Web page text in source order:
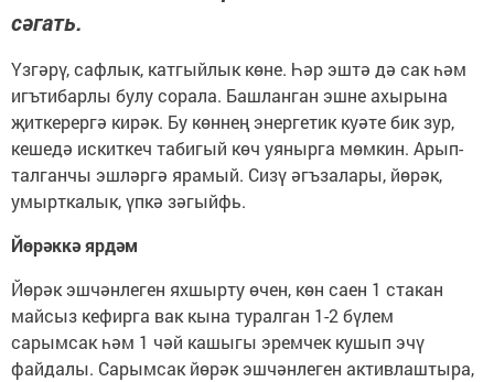
сәгать.
Үзгәрү, сафлык, катгыйлык көне. Һәр эштә дә сак һәм
игътибарлы булу сорала. Башланган эшне ахырына
җиткерергә кирәк. Бу көннең энергетик куәте бик зур,
кешедә искиткеч табигый көч уянырга мөмкин. Арып-
талганчы эшләргә ярамый. Сизү әгъзалары, йөрәк,
умырткалык, үпкә зәгыйфь.
Йөрәккә ярдәм
Йөрәк эшчәнлеген яхшырту өчен, көн саен 1 стакан
майсыз кефирга вак кына туралган 1-2 бүлем
сарымсак һәм 1 чәй кашыгы эремчек кушып эчү
файдалы. Сарымсак йөрәк эшчәнлеген активлаштыра,